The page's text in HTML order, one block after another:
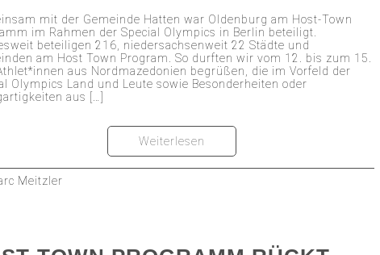
mit der Gemeinde Hatten war Oldenburg am Host-Town
im Rahmen der Special Olympics in Berlin beteiligt.
beteiligen 216, niedersachsenweit 22 Städte und
am Host Town Program. So durften wir vom 12. bis zum 15.
aus Nordmazedonien begrüßen, die im Vorfeld der
Olympics Land und Leute sowie Besonderheiten oder
aus […]
Weiterlesen
Meitzler